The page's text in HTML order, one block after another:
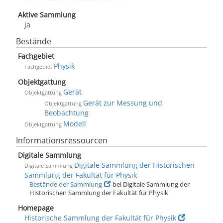
Aktive Sammlung
ja
Bestände
Fachgebiet
Fachgebiet Physik
Objektgattung
Objektgattung Gerät
Objektgattung Gerät zur Messung und
Beobachtung
Objektgattung Modell
Informationsressourcen
Digitale Sammlung
Digitale Sammlung Digitale Sammlung der Historischen
Sammlung der Fakultät für Physik
Bestände der Sammlung
bei Digitale Sammlung der
Historischen Sammlung der Fakultät für Physik
Homepage
Historische Sammlung der Fakultät für Physik